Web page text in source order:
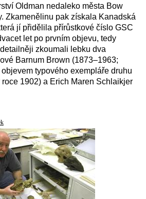
Oldman nedaleko města Bow
Zkamenělinu pak získala Kanadská
jí přidělila přírůstkové číslo GSC
let po prvním objevu, tedy
zkoumali lebku dva
Barnum Brown (1873–1963;
typového exempláře druhu
1902) a Erich Maren Schlaikjer